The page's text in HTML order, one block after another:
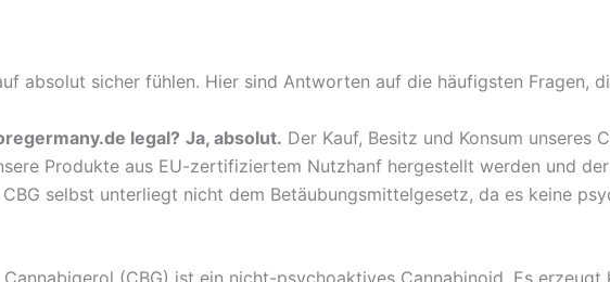
absolut sicher fühlen. Hier sind Antworten auf die häufigsten Fragen,
legal? Ja, absolut. Der Kauf, Besitz und Konsum unseres
Produkte aus EU-zertifiziertem Nutzhanf hergestellt werden und
selbst unterliegt nicht dem Betäubungsmittelgesetz, da es keine